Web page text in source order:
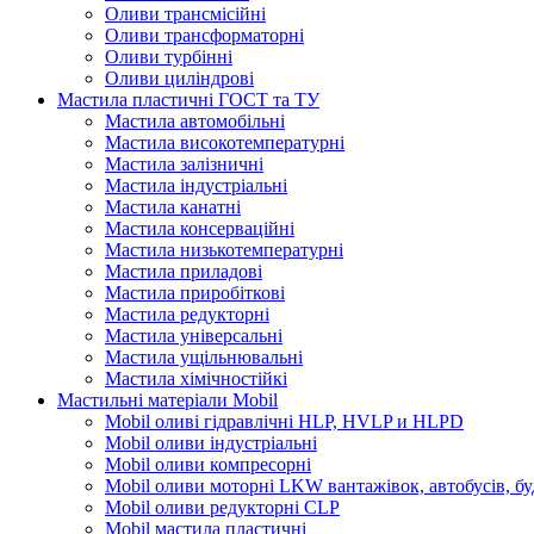
Оливи трансмісійні
Оливи трансформаторні
Оливи турбінні
Оливи циліндрові
Мастила пластичні ГОСТ та ТУ
Мастила автомобільні
Мастила високотемпературні
Мастила залізничні
Мастила індустріальні
Мастила канатні
Мастила консерваційні
Мастила низькотемпературні
Мастила приладові
Мастила приробіткові
Мастила редукторні
Мастила універсальні
Мастила ущільнювальні
Мастила хімічностійкі
Мастильні матеріали Mobil
Mobil оливі гідравлічні HLP, HVLP и HLPD
Mobil оливи індустріальні
Mobil оливи компресорні
Mobil оливи моторні LKW вантажівок, автобусів,
Mobil оливи редукторні CLP
Mobil мастила пластичні